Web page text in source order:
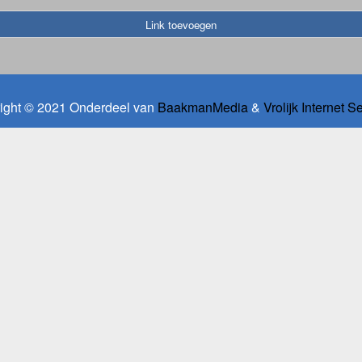
Link toevoegen
© 2021 Onderdeel van BaakmanMedia& Vrolijk Internet